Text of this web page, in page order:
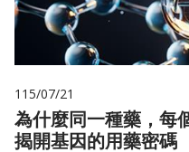
115/07/21
為什麼同一種藥，
揭開基因的用藥密碼